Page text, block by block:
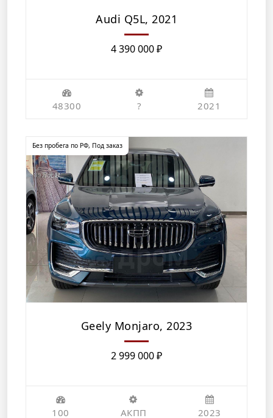
Audi Q5L, 2021
4 390 000₽
48300 ? 2021
Без пробега по РФ, Под заказ
Geely Monjaro, 2023
2 999 000₽
100 АКПП 2023